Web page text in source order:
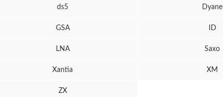
ds5 Dyane
GSA ID
LNA Saxo
Xantia XM
ZX